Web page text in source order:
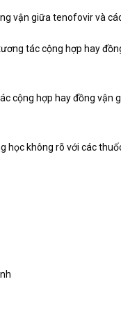
vận giữa tenofovir và
tác cộng hợp hay
cộng hợp hay đồng
học không rõ với các